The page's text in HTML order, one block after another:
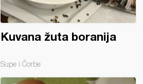
Kuvana žuta boranija
Supe i Čorbe